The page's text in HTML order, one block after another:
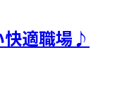
快適職場♪